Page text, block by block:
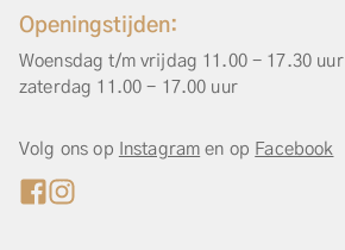
Openingstijden:
Woensdag t/m vrijdag 11.00 - 17.30 uur
zaterdag 11.00 - 17.00 uur
Volg ons op Instagram en op Facebook